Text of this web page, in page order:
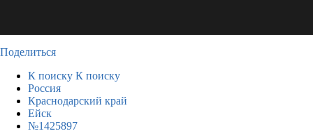
Поделиться
К поиску К поиску
Россия
Краснодарский край
Ейск
№1425897